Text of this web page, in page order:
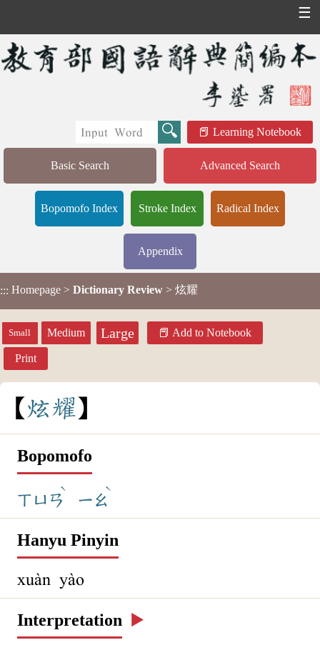
☰
Learning Notebook
Basic Search Advanced Search
Bopomofo Index Stroke Index Radical Index
Appendix
::: Homepage > Dictionary Review > 炫耀
Small Medium Large Add to Notebook
Print
炫耀
Bopomofo
ㄒㄩㄢ
ˋ
ㄧㄠ
ˋ
Hanyu Pinyin
xuàn yào
Interpretation ▶️